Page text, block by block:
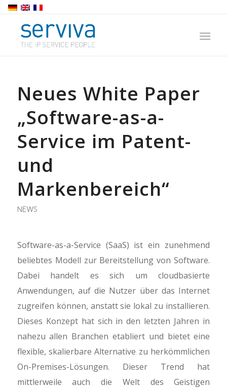
Neues White Paper
„Software-as-a-
Service im Patent-
und
Markenbereich“
NEWS
Software-as-a-Service (SaaS) ist ein zunehmend
beliebtes Modell zur Bereitstellung von Software.
Dabei handelt es sich um cloudbasierte
Anwendungen, auf die Nutzer über das Internet
zugreifen können, anstatt sie lokal zu installieren.
Dieses Konzept hat sich in den letzten Jahren in
nahezu allen Branchen etabliert und bietet eine
flexible, skalierbare Alternative zu herkömmlichen
On-Premises-Lösungen. Dieser Trend hat
mittlerweile auch die Welt des Geistigen